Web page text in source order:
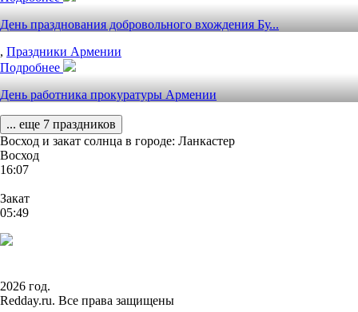
День празднования добровольного вхождения Бу...
, Праздники Армении
Подробнее
День работника прокуратуры Армении
... еще 7 праздников
Восход и закат солнца в городе: Ланкастер
Восход
16:07
Закат
05:49
2026 год.
Redday.ru. Все права защищены